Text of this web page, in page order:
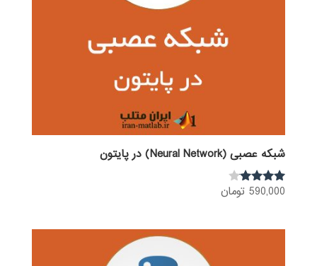
شبکه عصبی (Neural Network) در پایتون
نمره
590,000 تومان